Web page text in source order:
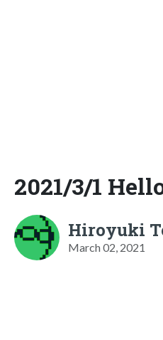
2021/3/1
Hiroyuki
March 02, 2021